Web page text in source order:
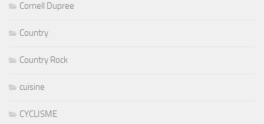
Cornell Dupree
Country
Country Rock
cuisine
CYCLISME